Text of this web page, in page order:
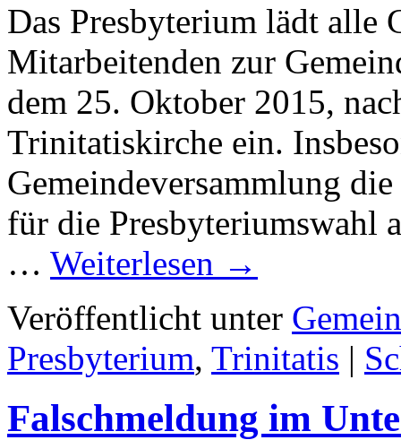
Das Presbyterium lädt alle
Mitarbeitenden zur
dem 25. Oktober 2015,
Trinitatiskirche ein.
Gemeindeversammlung
für die Presbyteriumswahl
… Weiterlesen →
Veröffentlicht unter
Presbyterium, Trinitatis |
Falschmeldung im